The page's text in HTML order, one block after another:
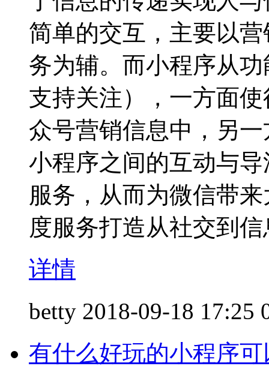
简单的交互，主要以
务为辅。而小程序从
支持关注），一方面
众号营销信息中，另
小程序之间的互动与
服务，从而为微信带
度服务打造从社交到
详情
betty 2018-09-18 17:25
有什么好玩的小程序